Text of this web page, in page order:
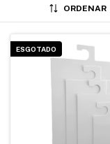
ORDENAR
ESGOTADO